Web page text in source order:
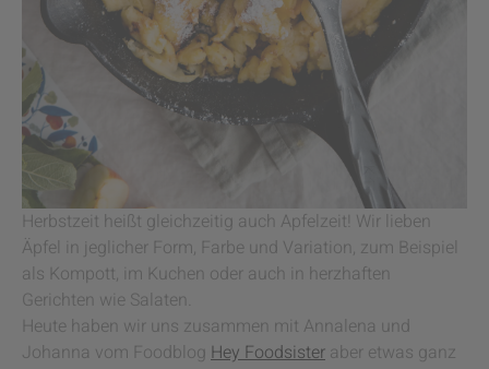
Herbstzeit heißt gleichzeitig auch Apfelzeit! Wir lieben
Äpfel in jeglicher Form, Farbe und Variation, zum Beispiel
als Kompott, im Kuchen oder auch in herzhaften
Gerichten wie Salaten.
Heute haben wir uns zusammen mit Annalena und
Johanna vom Foodblog Hey Foodsister aber etwas ganz